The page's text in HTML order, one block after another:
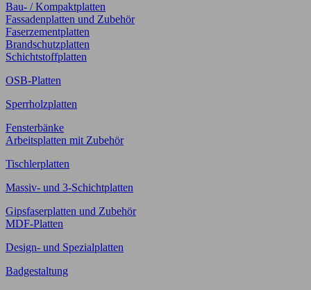
Bau- / Kompaktplatten
Fassadenplatten und Zubehör
Faserzementplatten
Brandschutzplatten
Schichtstoffplatten
OSB-Platten
Sperrholzplatten
Fensterbänke
Arbeitsplatten mit Zubehör
Tischlerplatten
Massiv- und 3-Schichtplatten
Gipsfaserplatten und Zubehör
MDF-Platten
Design- und Spezialplatten
Badgestaltung